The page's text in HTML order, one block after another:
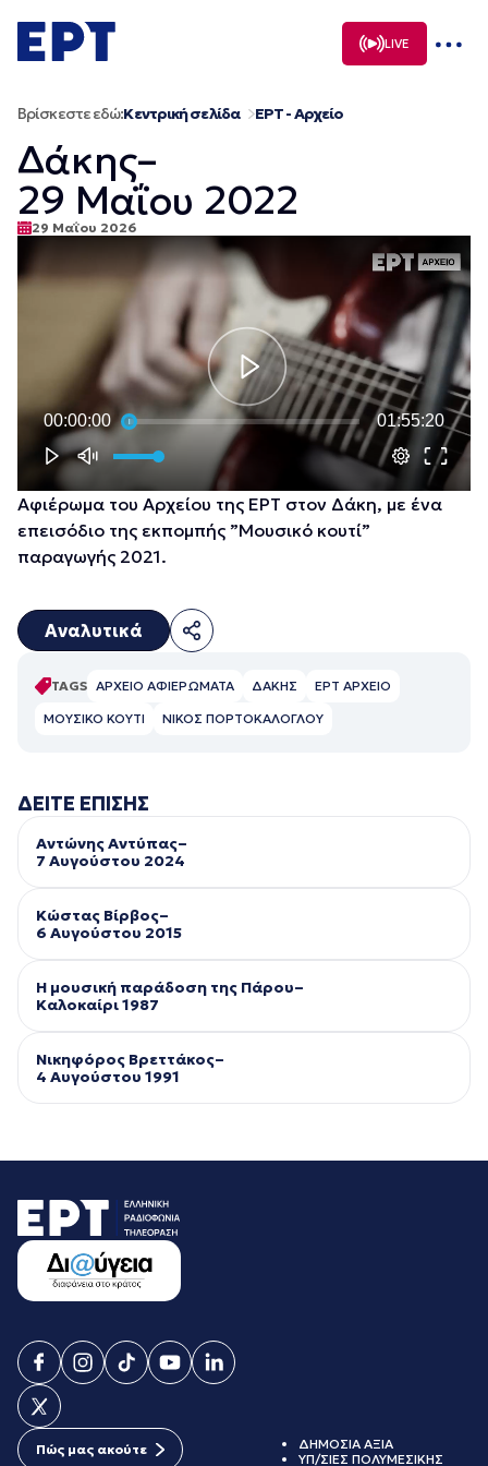
σε
περιεχόμενο
LIVE
Βρίσκεστε εδώ:Κεντρική σελίδα ΕΡΤ - Αρχείο
Δάκης–
29 Μαΐου 2022
29 Μαΐου 2026
00:00:00 01:55:20
Αφιέρωμα του Αρχείου της ΕΡΤ στον Δάκη, με ένα
επεισόδιο της εκπομπής ”Μουσικό κουτί”
παραγωγής 2021.
Αναλυτικά
TAGS ΑΡΧΕΙΟ ΑΦΙΕΡΩΜΑΤΑ ΔΑΚΗΣ
ΕΡΤ ΑΡΧΕΙΟ
ΜΟΥΣΙΚΟ ΚΟΥΤΙ
ΝΙΚΟΣ ΠΟΡΤΟΚΑΛΟΓΛΟΥ
ΔΕΙΤΕ ΕΠΙΣΗΣ
Αντώνης Αντύπας–
7 Αυγούστου 2024
Κώστας Βίρβος–
6 Αυγούστου 2015
Η μουσική παράδοση της Πάρου–
Kαλοκαίρι 1987
Νικηφόρος Βρεττάκος–
4 Αυγούστου 1991
Πώς μας ακούτε
ΔΗΜΟΣΙΑ ΑΞΙΑ
ΥΠ/ΣΙΕΣ ΠΟΛΥΜΕΣΙΚΗΣ